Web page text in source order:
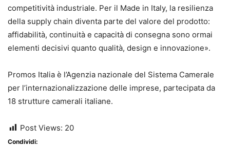
competitività industriale. Per il Made in Italy, la resilienza
della supply chain diventa parte del valore del prodotto:
affidabilità, continuità e capacità di consegna sono ormai
elementi decisivi quanto qualità, design e innovazione».
Promos Italia è l’Agenzia nazionale del Sistema Camerale
per l’internazionalizzazione delle imprese, partecipata da
18 strutture camerali italiane.
Post Views: 20
Condividi: